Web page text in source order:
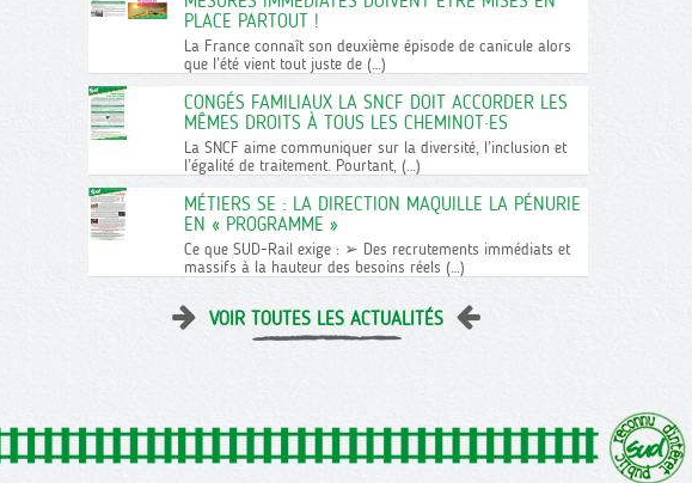
PLACE PARTOUT !
La France connaît son deuxième épisode de canicule alors
que l’été vient tout juste de (…)
CONGÉS FAMILIAUX LA SNCF DOIT ACCORDER LES
MÊMES DROITS À TOUS LES CHEMINOT·ES
La SNCF aime communiquer sur la diversité, l’inclusion et
l’égalité de traitement. Pourtant, (…)
MÉTIERS SE : LA DIRECTION MAQUILLE LA PÉNURIE
EN « PROGRAMME »
Ce que SUD-Rail exige : ➢ Des recrutements immédiats et
massifs à la hauteur des besoins réels (…)
VOIR TOUTES LES ACTUALITÉS